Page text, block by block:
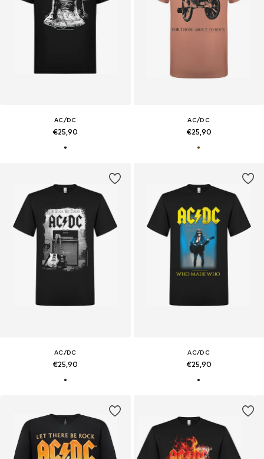
AC/DC
€25,90
AC/DC
€25,90
AC/DC
€25,90
AC/DC
€25,90